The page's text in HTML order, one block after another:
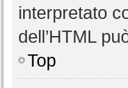
interpretato
dell’HTML
Top